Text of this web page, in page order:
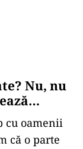
Nu, nu
cu oamenii
că o parte